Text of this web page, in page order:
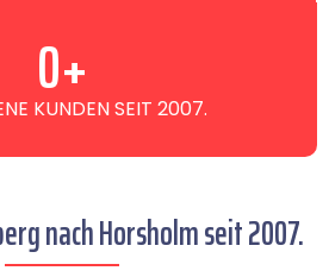
KUNDEN SEIT 2007.
0+
nach Horsholm seit 2007.